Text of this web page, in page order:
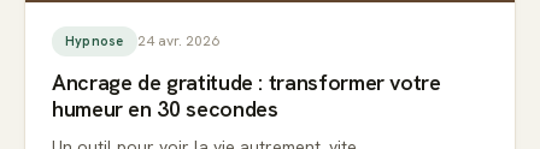
Hypnose 24 avr. 2026
Ancrage de gratitude : transformer votre
humeur en 30 secondes